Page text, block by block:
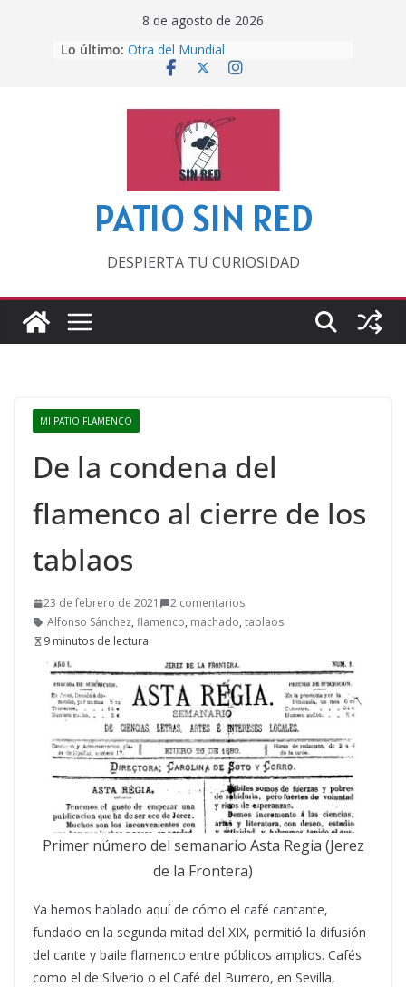
8 de agosto de 2026
Lo último: Otra del Mundial
Lunática
Por los viejos tiempos
‘La broma infinita’ de recomendar
lecturas veraniegas
PATIO SIN RED
DESPIERTA TU CURIOSIDAD
MI PATIO FLAMENCO
De la condena del
flamenco al cierre de los
tablaos
23 de febrero de 2021
2 comentarios
Alfonso Sánchez, flamenco, machado, tablaos
9 minutos de lectura
Primer número del semanario Asta Regia (Jerez
de la Frontera)
Ya hemos hablado aquí de cómo el café cantante,
fundado en la segunda mitad del XIX, permitió la difusión
del cante y baile flamenco entre públicos amplios. Cafés
como el de Silverio o el Café del Burrero, en Sevilla,